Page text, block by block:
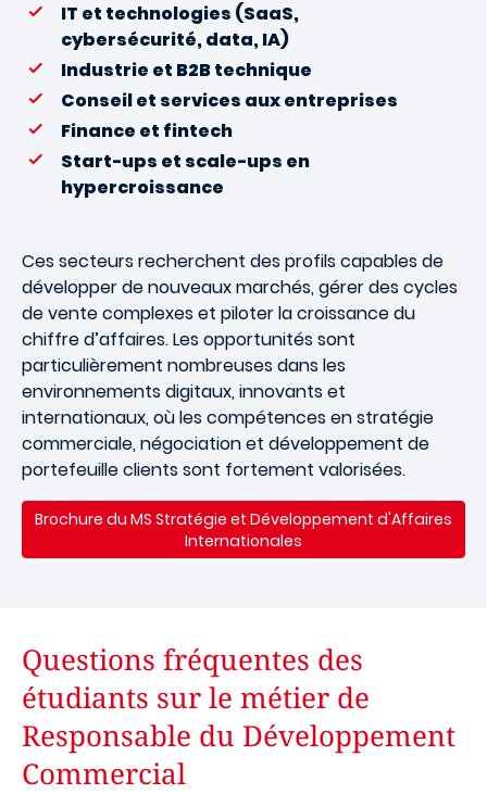
IT et technologies (SaaS,
cybersécurité, data, IA)
Industrie et B2B technique
Conseil et services aux entreprises
Finance et fintech
Start-ups et scale-ups en
hypercroissance
Ces secteurs recherchent des profils capables de
développer de nouveaux marchés, gérer des cycles
de vente complexes et piloter la croissance du
chiffre d’affaires. Les opportunités sont
particulièrement nombreuses dans les
environnements digitaux, innovants et
internationaux, où les compétences en stratégie
commerciale, négociation et développement de
portefeuille clients sont fortement valorisées.
Brochure du MS Stratégie et Développement d'Affaires
Internationales
Questions fréquentes des
étudiants sur le métier de
Responsable du Développement
Commercial